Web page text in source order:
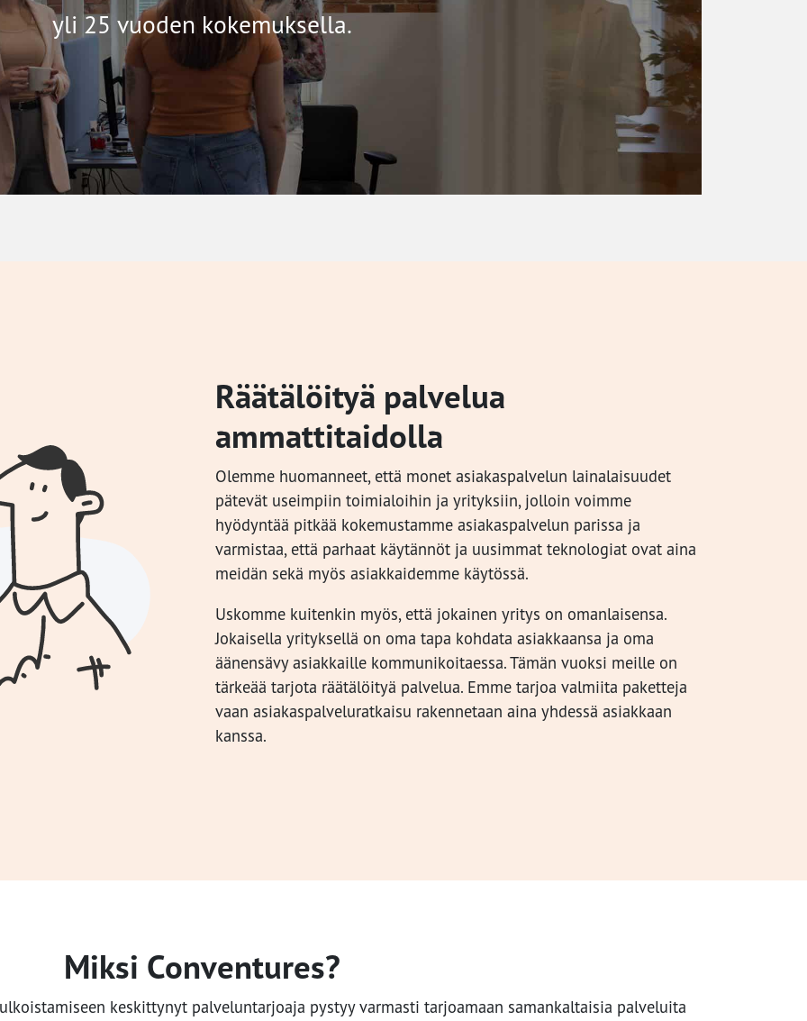
yli 25 vuoden kokemuksella.
Räätälöityä palvelua
ammattitaidolla
Olemme huomanneet, että monet asiakaspalvelun lainalaisuudet
pätevät useimpiin toimialoihin ja yrityksiin, jolloin voimme
hyödyntää pitkää kokemustamme asiakaspalvelun parissa ja
varmistaa, että parhaat käytännöt ja uusimmat teknologiat ovat aina
meidän sekä myös asiakkaidemme käytössä.
Uskomme kuitenkin myös, että jokainen yritys on omanlaisensa.
Jokaisella yrityksellä on oma tapa kohdata asiakkaansa ja oma
äänensävy asiakkaille kommunikoitaessa. Tämän vuoksi meille on
tärkeää tarjota räätälöityä palvelua. Emme tarjoa valmiita paketteja
vaan asiakaspalveluratkaisu rakennetaan aina yhdessä asiakkaan
kanssa.
Miksi Conventures?
keskittynyt palveluntarjoaja pystyy varmasti tarjoamaan samankaltaisia palveluita